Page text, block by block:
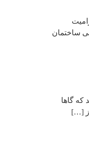
ساختمان
گاها
[…]